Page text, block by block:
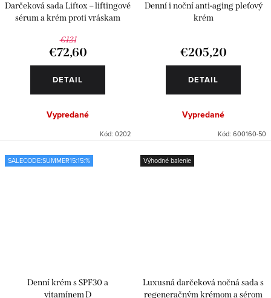
Darčeková sada Liftox – liftingové
sérum a krém proti vráskam
€121
€72,60
DETAIL
Vypredané
Kód: 0202
Denní i noční anti-aging pleťový
krém
€205,20
DETAIL
Vypredané
Kód: 600160-50
SALECODE:SUMMER15:15:%
Denní krém s SPF30 a
vitamínem D
Výhodné balenie
Luxusná darčeková nočná sada s
regeneračným krémom a sérom